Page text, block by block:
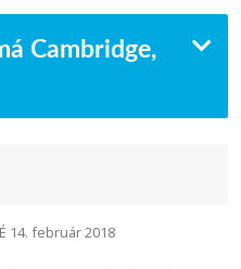
Cambridge,
14. február 2018